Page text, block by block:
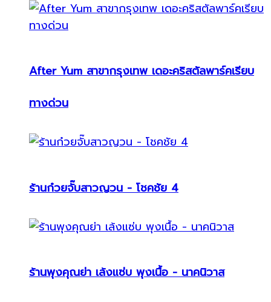
After Yum สาขากรุงเทพ เดอะคริสตัลพาร์คเรียบ
ทางด่วน
ร้านก๋วยจั๊บสาวญวน - โชคชัย 4
ร้านพุงคุณย่า เล้งแซ่บ พุงเนื้อ - นาคนิวาส